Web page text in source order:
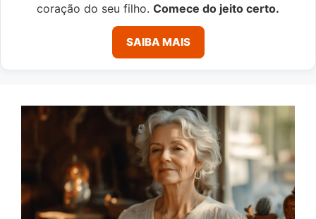
coração do seu filho. Comece do jeito certo.
SAIBA MAIS